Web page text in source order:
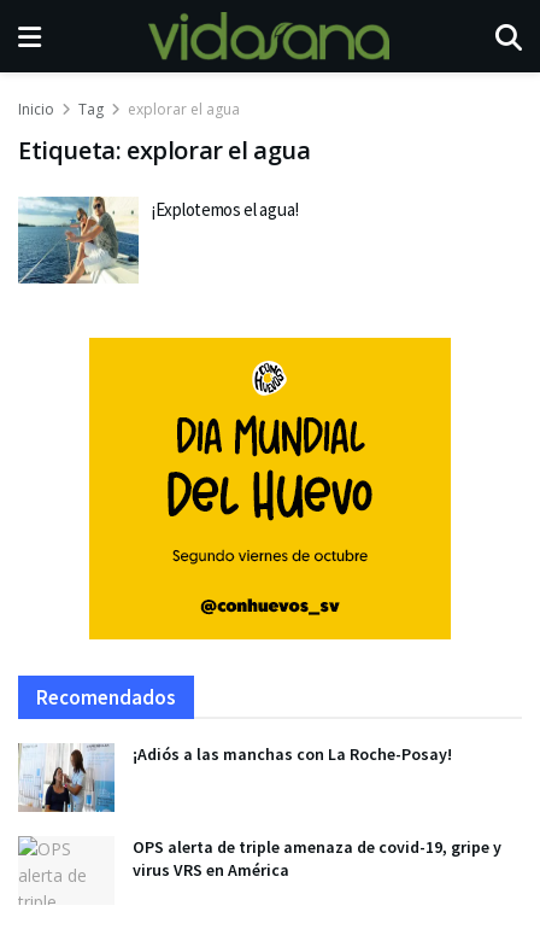
Inicio Tag explorar el agua
Etiqueta: explorar el agua
¡Explotemos el agua!
Recomendados
¡Adiós a las manchas con La Roche-Posay!
OPS alerta de triple amenaza de covid-19, gripe y
virus VRS en América